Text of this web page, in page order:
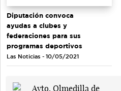
Diputación convoca
ayudas a clubes y
federaciones para sus
programas deportivos
Las Noticias - 10/05/2021